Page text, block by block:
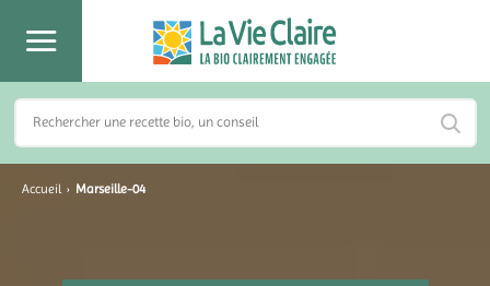
Accueil › Marseille-04